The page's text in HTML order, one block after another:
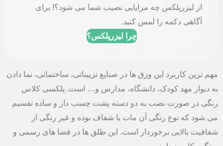
از لیزرپلکس چه مزایایی نصیب شما می شود؟! برای
آگاهی دکمه را لمس کنید.
چرا لیزرپلکس؟
مهم ترین کاربرد این ورق ‌ها در صنایع تزییناتی، ساختمانی، نما دادن
به دیوار مهد کودک، دانشگاه، مدارس و… است. پلکسی کلاس
رنگی در صورت نصب به دو دسته پشت چسب‌ دار و ساده تقسیم
می ‌شود که نوع رنگی آن مات یا شفاف بوده و غیر رنگی از
شفافیت بالایی برخوردار است. این طلق ها در فضا های رسمی و